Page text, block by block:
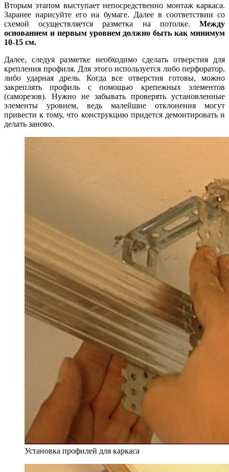
Вторым этапом выступает непосредственно монтаж каркаса.
Заранее нарисуйте его на бумаге. Далее в соответствии со
схемой осуществляется разметка на потолке. Между
основанием и первым уровнем должно быть как минимум
10-15 см.
Далее, следуя разметке необходимо сделать отверстия для
крепления профиля. Для этого используется либо перфоратор,
либо ударная дрель. Когда все отверстия готовы, можно
закреплять профиль с помощью крепежных элементов
(саморезов). Нужно не забывать проверять установленные
элементы уровнем, ведь малейшие отклонения могут
привести к тому, что конструкцию придется демонтировать и
делать заново.
Установка профилей для каркаса